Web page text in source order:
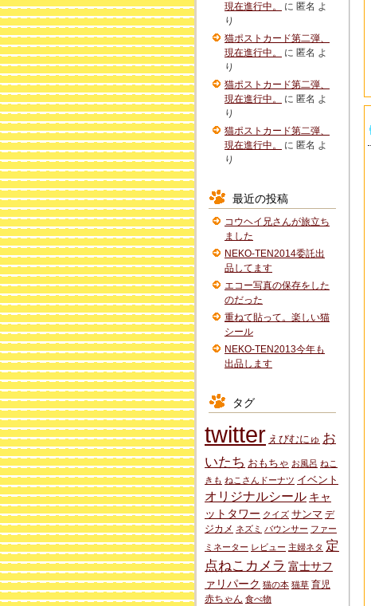
現在進行中。
に 匿名 よ
り
猫ポストカード第二弾、
現在進行中。
に 匿名 よ
り
猫ポストカード第二弾、
現在進行中。
に 匿名 よ
り
猫ポストカード第二弾、
現在進行中。
に 匿名 よ
り
最近の投稿
コウヘイ兄さんが旅立ち
ました
NEKO-TEN2014委託出
品してます
エコー写真の保存をした
のだった
重ねて貼って。楽しい猫
シール
NEKO-TEN2013今年も
出品します
タグ
twitter えびむにゅ お
いたち おもちゃ お風呂 ねこ
きも ねこさんドーナツ イベント
オリジナルシール キャ
ットタワー クイズ サンマ デ
ジカメ ネズミ バウンサー ファー
ミネーター レビュー 主婦ネタ 定
点ねこカメラ 富士サフ
ァリパーク 猫の本 猫草 育児
赤ちゃん 食べ物